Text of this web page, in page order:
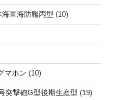
軍海防艦丙型 (10)
マホン (10)
撃砲G型後期生産型 (19)